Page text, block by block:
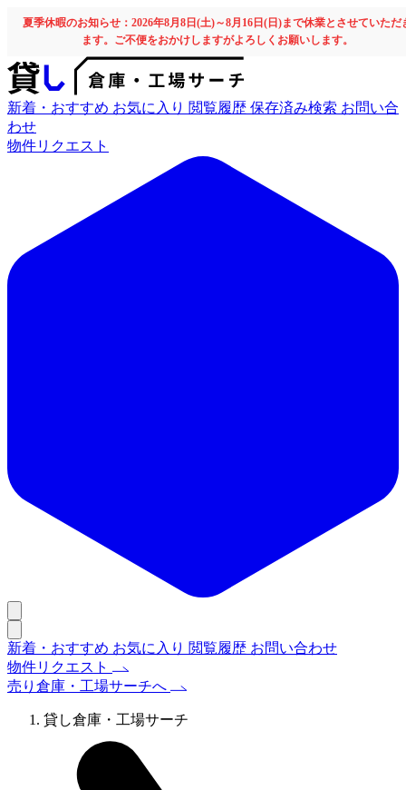
夏季休暇のお知らせ：2026年8月8日(土)～8月16日(日)まで休業とさせていただ
ます。ご不便をおかけしますがよろしくお願いします。
新着・おすすめ お気に入り 閲覧履歴 保存済み検索 お問い合
わせ
物件リクエスト
新着・おすすめ お気に入り 閲覧履歴 お問い合わせ
物件リクエスト
売り倉庫・工場サーチへ
貸し倉庫・工場サーチ